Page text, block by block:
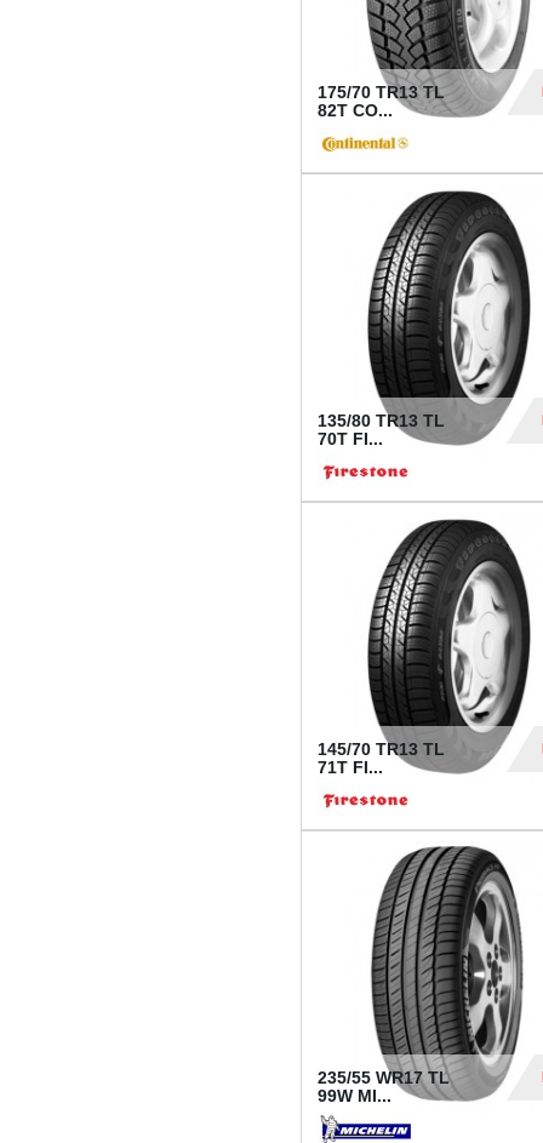
175/70 TR13 TL
82T CO...
135/80 TR13 TL
70T FI...
145/70 TR13 TL
71T FI...
235/55 WR17 TL
99W MI...